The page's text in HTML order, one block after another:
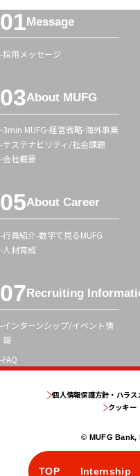
TOP Internship
ッ
シ
ュ
フ
ッ
タ
ニ
ュ
ー
Message
採用メッセージ
About MUFG
3min MUFG 経営戦略 海外事業
サステナビリティ/社会課題
会社概要
About Career
行員紹介 数字で見るMUFG
人材育成
Recruiting
インターンシップ/イベント情
報
FAQ
個人情報保護方針・ハラ
クッキー
© MUFG